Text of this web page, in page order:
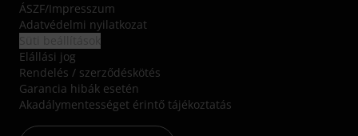
ÁSZF/Impresszum
Adatvédelmi nyilatkozat
Elállási jog
Rendelés / szerződéskötés
Garancia hibák esetén
Akadálymentességet érintő tájékoztatás